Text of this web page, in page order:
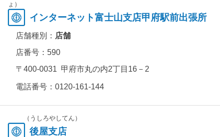
ょ）
インターネット富士山支店甲府駅前出張所
店舗種別： 店舗
店番号：590
〒400-0031 甲府市丸の内2丁目16－2
電話番号： 0120-161-144
（うしろやしてん）
後屋支店